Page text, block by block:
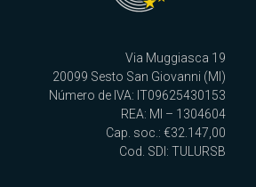
Via Muggiasca 19
20099 Sesto San Giovanni (MI)
Número de IVA: IT09625430153
REA: MI – 1304604
Cap. soc.: €32.147,00
Cod. SDI: TULURSB